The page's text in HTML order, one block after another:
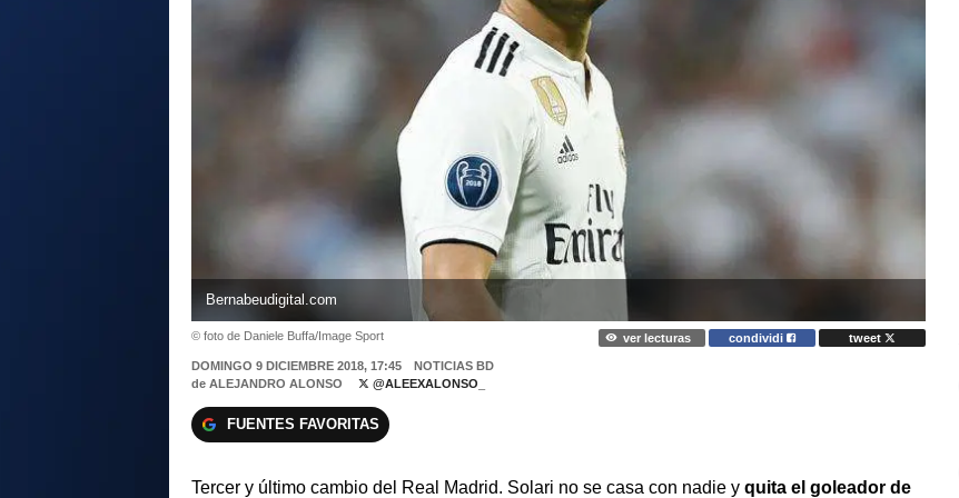
Bernabeudigital.com
© foto de Daniele Buffa/Image Sport ver lecturas condividi tweet
DOMINGO 9 DICIEMBRE 2018, 17:45
NOTICIAS BD
de ALEJANDRO ALONSO @ALEEXALONSO_
FUENTES FAVORITAS
Tercer y último cambio del Real Madrid. Solari no se casa con nadie y quita el goleador de